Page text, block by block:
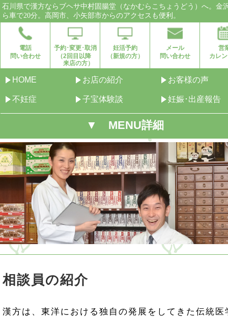
石川県で漢方ならブヘサ中村固腸堂（なかむらこちょうどう）へ。金
ら車で20分。高岡市、小矢部市からのアクセスも便利。
電話
問い合わせ
予約･変更･取消
（2回目以降
来店の方）
妊活予約
（新規の方）
メール
問い合わせ
営
カレ
HOME お店の紹介 お客様の声
不妊症 子宝体験談 妊娠･出産報告
▼ MENU詳細
相談員の紹介
漢方は、東洋における独自の発展をしてきた伝統医